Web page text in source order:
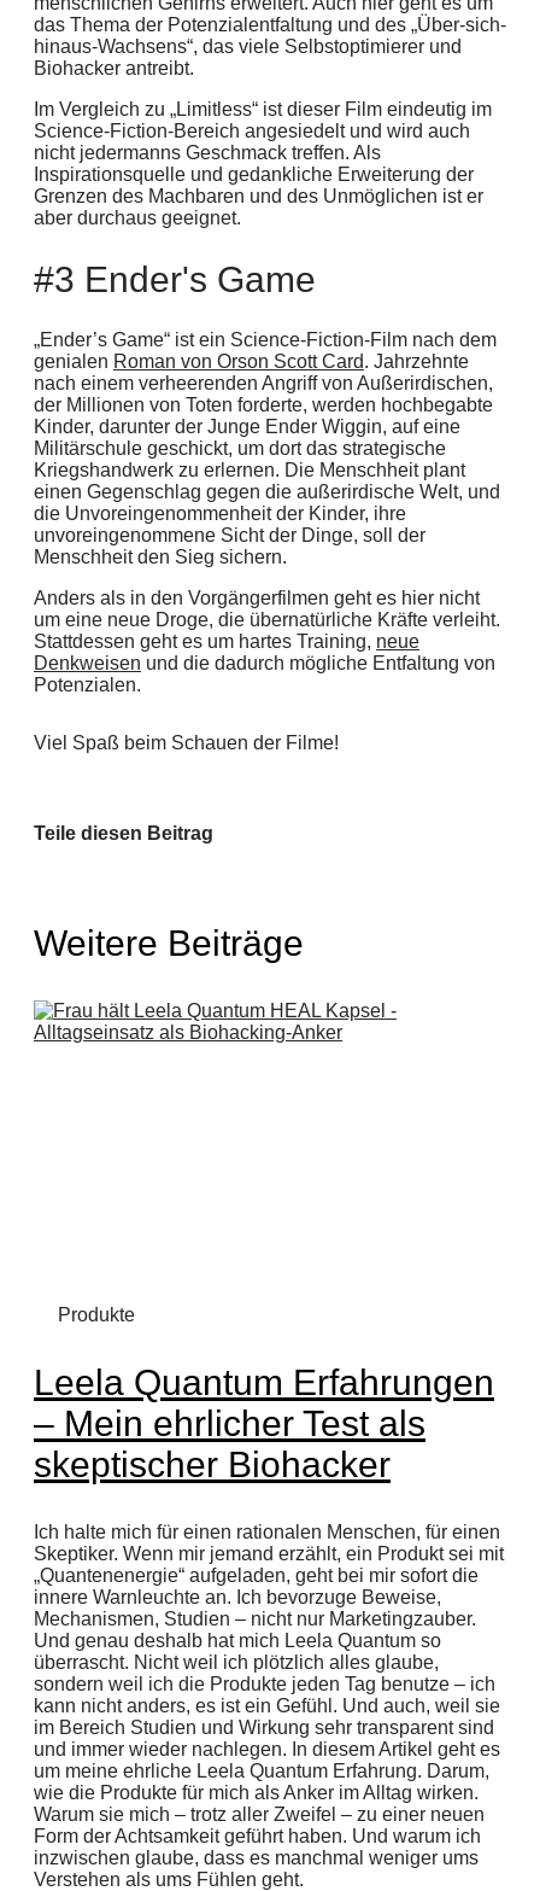
das Thema der Potenzialentfaltung und des „Über-sich-
hinaus-Wachsens“, das viele Selbstoptimierer und
Biohacker antreibt.
Im Vergleich zu „Limitless“ ist dieser Film eindeutig im
Science-Fiction-Bereich angesiedelt und wird auch
nicht jedermanns Geschmack treffen. Als
Inspirationsquelle und gedankliche Erweiterung der
Grenzen des Machbaren und des Unmöglichen ist er
aber durchaus geeignet.
#3 Ender's Game
„Ender’s Game“ ist ein Science-Fiction-Film nach dem
genialen Roman von Orson Scott Card. Jahrzehnte
nach einem verheerenden Angriff von Außerirdischen,
der Millionen von Toten forderte, werden hochbegabte
Kinder, darunter der Junge Ender Wiggin, auf eine
Militärschule geschickt, um dort das strategische
Kriegshandwerk zu erlernen. Die Menschheit plant
einen Gegenschlag gegen die außerirdische Welt, und
die Unvoreingenommenheit der Kinder, ihre
unvoreingenommene Sicht der Dinge, soll der
Menschheit den Sieg sichern.
Anders als in den Vorgängerfilmen geht es hier nicht
um eine neue Droge, die übernatürliche Kräfte verleiht.
Stattdessen geht es um hartes Training, neue
Denkweisen und die dadurch mögliche Entfaltung von
Potenzialen.
Viel Spaß beim Schauen der Filme!
Teile diesen Beitrag
Weitere Beiträge
Produkte
Leela Quantum Erfahrungen
– Mein ehrlicher Test als
skeptischer Biohacker
Ich halte mich für einen rationalen Menschen, für einen
Skeptiker. Wenn mir jemand erzählt, ein Produkt sei mit
„Quantenenergie“ aufgeladen, geht bei mir sofort die
innere Warnleuchte an. Ich bevorzuge Beweise,
Mechanismen, Studien – nicht nur Marketingzauber.
Und genau deshalb hat mich Leela Quantum so
überrascht. Nicht weil ich plötzlich alles glaube,
sondern weil ich die Produkte jeden Tag benutze – ich
kann nicht anders, es ist ein Gefühl. Und auch, weil sie
im Bereich Studien und Wirkung sehr transparent sind
und immer wieder nachlegen. In diesem Artikel geht es
um meine ehrliche Leela Quantum Erfahrung. Darum,
wie die Produkte für mich als Anker im Alltag wirken.
Warum sie mich – trotz aller Zweifel – zu einer neuen
Form der Achtsamkeit geführt haben. Und warum ich
inzwischen glaube, dass es manchmal weniger ums
Verstehen als ums Fühlen geht.